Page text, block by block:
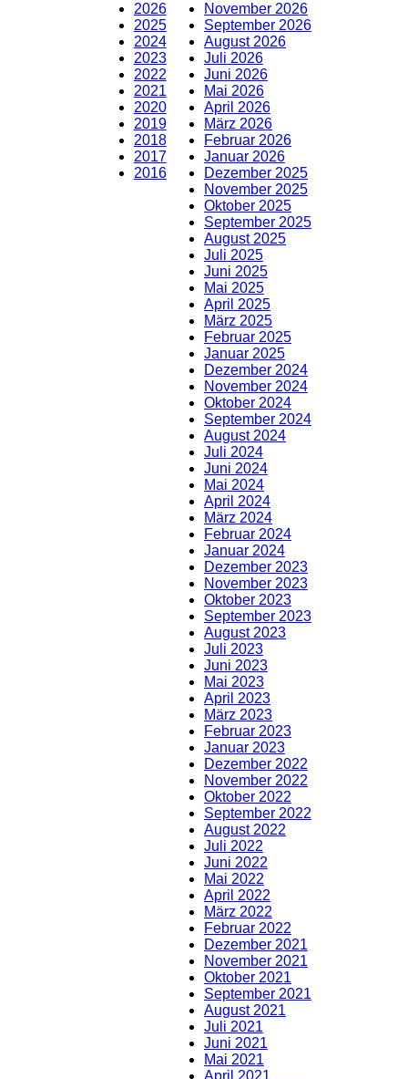
2026
2025
2024
2023
2022
2021
2020
2019
2018
2017
2016
November 2026
September 2026
August 2026
Juli 2026
Juni 2026
Mai 2026
April 2026
März 2026
Februar 2026
Januar 2026
Dezember 2025
November 2025
Oktober 2025
September 2025
August 2025
Juli 2025
Juni 2025
Mai 2025
April 2025
März 2025
Februar 2025
Januar 2025
Dezember 2024
November 2024
Oktober 2024
September 2024
August 2024
Juli 2024
Juni 2024
Mai 2024
April 2024
März 2024
Februar 2024
Januar 2024
Dezember 2023
November 2023
Oktober 2023
September 2023
August 2023
Juli 2023
Juni 2023
Mai 2023
April 2023
März 2023
Februar 2023
Januar 2023
Dezember 2022
November 2022
Oktober 2022
September 2022
August 2022
Juli 2022
Juni 2022
Mai 2022
April 2022
März 2022
Februar 2022
Dezember 2021
November 2021
Oktober 2021
September 2021
August 2021
Juli 2021
Juni 2021
Mai 2021